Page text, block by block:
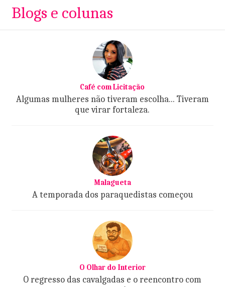
Blogs e colunas
Café com Licitação
Algumas mulheres não tiveram escolha... Tiveram
que virar fortaleza.
Malagueta
A temporada dos paraquedistas começou
O Olhar do Interior
O regresso das cavalgadas e o reencontro com